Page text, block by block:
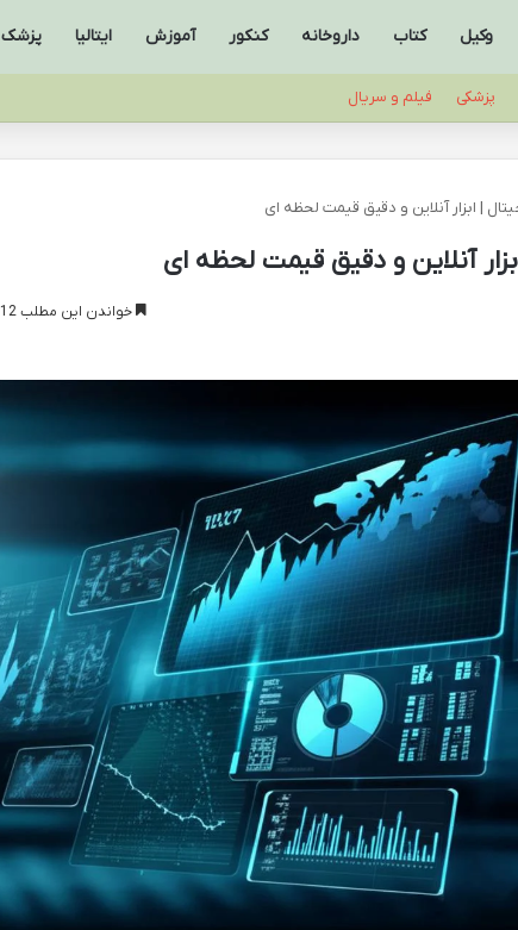
وکیل کتاب داروخانه کنکور آموزش ایتالیا پزشک
پزشکی فیلم و سریال
| ابزار آنلاین و دقیق قیمت لحظه ای
آنلاین و دقیق قیمت لحظه ای
خواندن این مطلب 12 دقیقه زمان میبرد